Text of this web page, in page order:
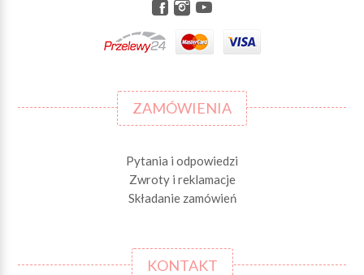
ZAMÓWIENIA
Pytania i odpowiedzi
Zwroty i reklamacje
Składanie zamówień
KONTAKT